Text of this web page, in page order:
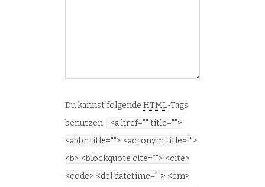
Du kannst folgende HTML-Tags
benutzen:
<a href="" title="">
<abbr title=""> <acronym title="">
<b> <blockquote cite=""> <cite>
<code> <del datetime=""> <em>